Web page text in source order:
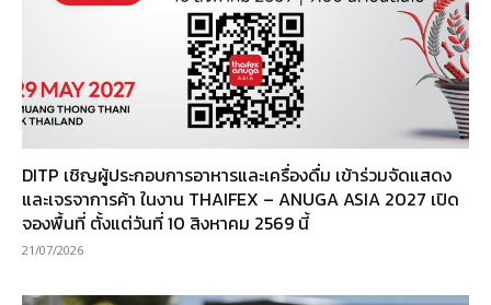
DITP เชิญผู้ประกอบการอาหารและเครื่องดื่ม เข้าร่วมจัดแสดง
และเจรจาการค้า ในงาน THAIFEX – ANUGA ASIA 2027 เปิด
จองพื้นที่ ตั้งแต่วันที่ 10 สิงหาคม 2569 นี้
21/07/2026